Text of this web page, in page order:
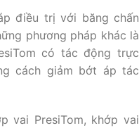
điều trị với băng chấn
phương pháp khác là
có tác động trực
cách giảm bớt áp tác
vai PresiTom, khớp vai